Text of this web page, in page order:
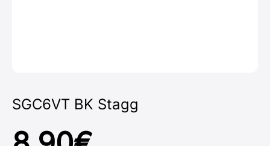
SGC6VT BK Stagg